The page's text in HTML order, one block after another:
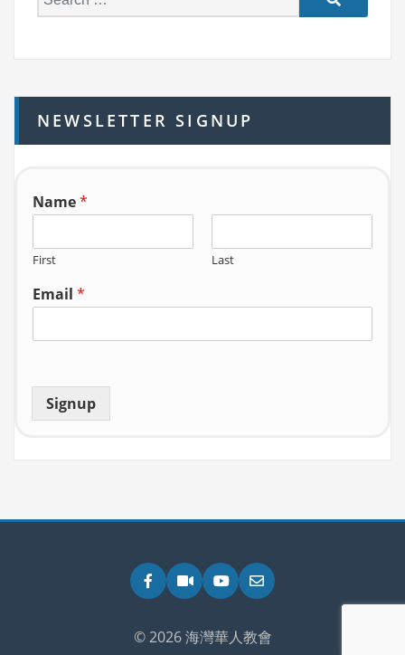
e
h
f
o
NEWSLETTER SIGNUP
Name*
First Last
Email *
Signup
Facebook
ZoomYouTube
Email
© 2026 海灣華人教會